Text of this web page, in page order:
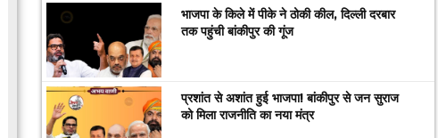
भाजपा के किले में पीके ने ठोकी कील, दिल्ली दरबार
तक पहुंची बांकीपुर की गूंज
प्रशांत से अशांत हुई भाजपा! बांकीपुर से जन सुराज
को मिला राजनीति का नया मंत्र